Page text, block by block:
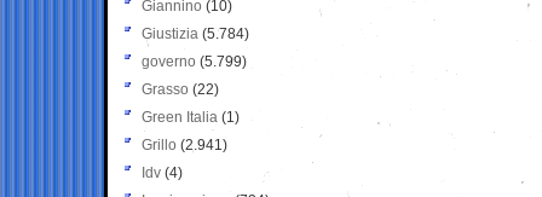
Giannino (10)
Giustizia (5.784)
governo (5.799)
Grasso (22)
Green Italia (1)
Grillo (2.941)
Idv (4)